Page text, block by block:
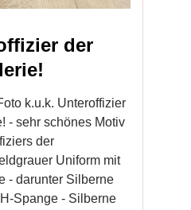
der
k.u.k. Unteroffizier
- sehr schönes Motiv
der
Uniform mit
- darunter Silberne
Spange - Silberne